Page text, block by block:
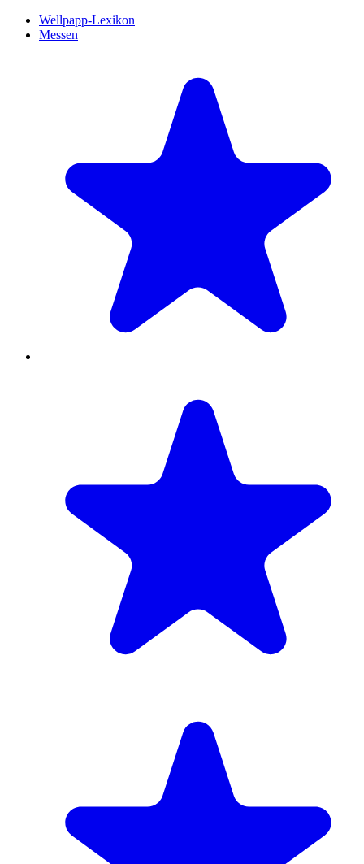
Wellpapp-Lexikon
Messen